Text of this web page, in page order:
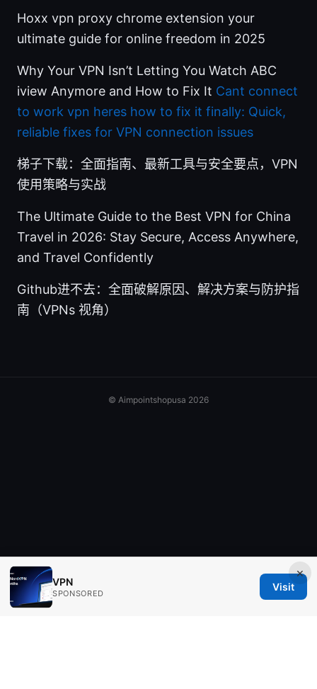
Hoxx vpn proxy chrome extension your
ultimate guide for online freedom in 2025
Why Your VPN Isn’t Letting You Watch ABC
iview Anymore and How to Fix It Cant connect
to work vpn heres how to fix it finally: Quick,
reliable fixes for VPN connection issues
梯子下载：全面指南、最新工具与安全要点，VPN
使用策略与实战
The Ultimate Guide to the Best VPN for China
Travel in 2026: Stay Secure, Access Anywhere,
and Travel Confidently
Github进不去：全面破解原因、解决方案与防护指
南（VPNs 视角）
×
VPN
SPONSORED
Visit
© Aimpointshopusa 2026